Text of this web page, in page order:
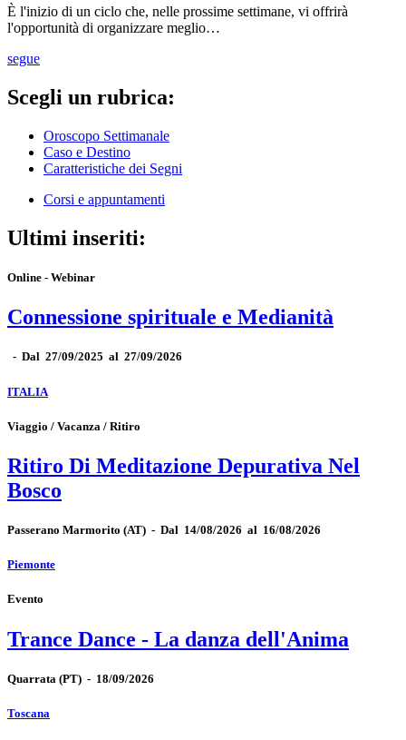
È l'inizio di un ciclo che, nelle prossime settimane, vi offrirà
l'opportunità di organizzare meglio…
segue
Scegli un rubrica:
Oroscopo Settimanale
Caso e Destino
Caratteristiche dei Segni
Corsi e appuntamenti
Ultimi inseriti:
Online - Webinar
Connessione spirituale e Medianità
- Dal 27/09/2025 al 27/09/2026
ITALIA
Viaggio / Vacanza / Ritiro
Ritiro Di Meditazione Depurativa Nel
Bosco
Passerano Marmorito (AT) - Dal 14/08/2026 al 16/08/2026
Piemonte
Evento
Trance Dance - La danza dell'Anima
Quarrata (PT) - 18/09/2026
Toscana